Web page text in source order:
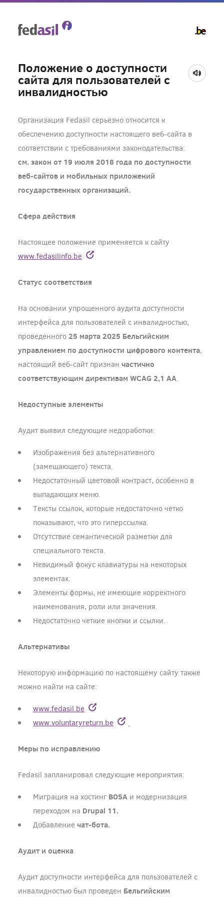
Положение о доступности
сайта для пользователей с
инвалидностью
Организация Fedasil серьезно относится к
обеспечению доступности настоящего веб-сайта в
соответствии с требованиями законодательства:
см. закон от 19 июля 2018 года по доступности
веб-сайтов и мобильных приложений
государственных организаций.
Сфера действия
Настоящее положение применяется к сайту
www.fedasilinfo.be
Статус соответствия
На основании упрощенного аудита доступности
интерфейса для пользователей с инвалидностью,
проведенного 25 марта 2025 Бельгийским
управлением по доступности цифрового контента,
настоящий веб-сайт признан частично
соответствующим директивам WCAG 2,1 AA.
Недоступные элементы
Аудит выявил следующие недоработки:
Изображения без альтернативного
(замещающего) текста.
Недостаточный цветовой контраст, особенно в
выпадающих меню.
Тексты ссылок, которые недостаточно четко
показывают, что это гиперссылка.
Отсутствие семантической разметки для
специального текста.
Невидимый фокус клавиатуры на некоторых
элементах.
Элементы формы, не имеющие корректного
наименования, роли или значения.
Недостаточно четкие кнопки и ссылки.
Альтернативы
Некоторую информацию по настоящему сайту также
можно найти на сайте:
www.fedasil.be
www.voluntaryreturn.be
Меры по исправлению
Fedasil запланировал следующие мероприятия:
Миграция на хостинг BOSA и модернизация
переходом на Drupal 11.
Добавление чат-бота.
Аудит и оценка
Аудит доступности интерфейса для пользователей с
инвалидностью был проведен Бельгийским